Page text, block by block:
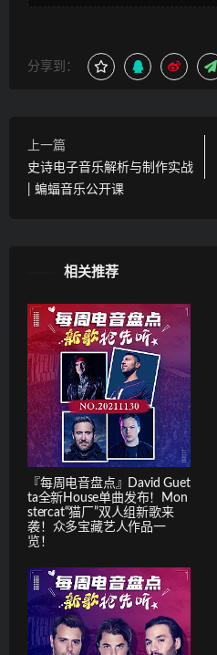
分享到：
上一篇
史诗电子音乐解析与制作实战
| 蝙蝠音乐公开课
相关推荐
『每周电音盘点』David Guet
ta全新House单曲发布！Mon
stercat“猫厂”双人组新歌来
袭！众多宝藏艺人作品一
览！